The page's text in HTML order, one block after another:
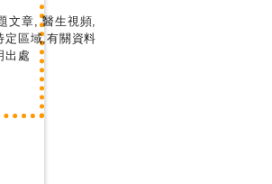
文章, 醫生視頻,
定區域,有關資料
出處